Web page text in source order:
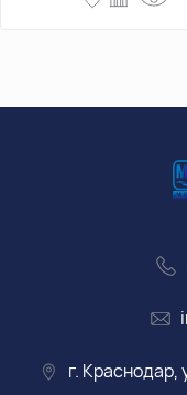
г. Краснодар,